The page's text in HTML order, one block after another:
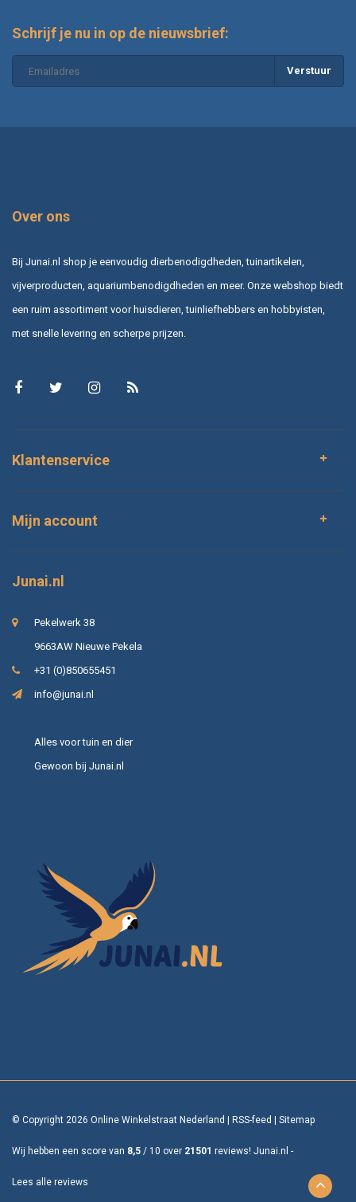
Schrijf je nu in op de nieuwsbrief:
Verstuur
Over ons
Bij Junai.nl shop je eenvoudig dierbenodigdheden, tuinartikelen,
vijverproducten, aquariumbenodigdheden en meer. Onze webshop biedt
een ruim assortiment voor huisdieren, tuinliefhebbers en hobbyisten,
met snelle levering en scherpe prijzen.
Klantenservice
Mijn account
Junai.nl
Pekelwerk 38
9663AW Nieuwe Pekela
+31 (0)850655451
info@junai.nl
Alles voor tuin en dier
Gewoon bij Junai.nl
© Copyright 2026 Online Winkelstraat Nederland RSS-feed Sitemap
Wij hebben een score van 8,5 / 10 over 21501 reviews! Junai.nl -
Lees alle reviews